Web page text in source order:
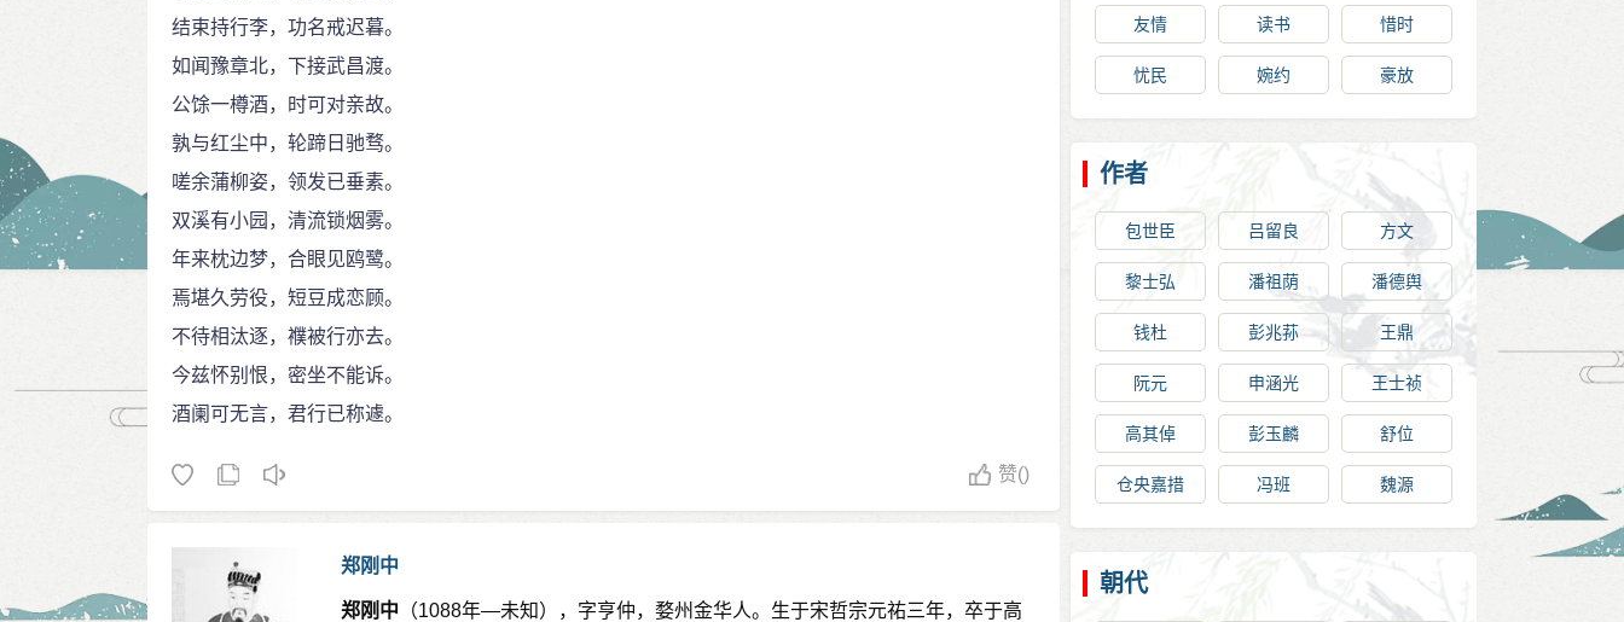
结束持行李，功名戒迟暮。
如闻豫章北，下接武昌渡。
公馀一樽酒，时可对亲故。
孰与红尘中，轮蹄日驰骛。
嗟余蒲柳姿，领发已垂素。
双溪有小园，清流锁烟雾。
年来枕边梦，合眼见鸥鹭。
焉堪久劳役，短豆成恋顾。
不待相汰逐，襥被行亦去。
今兹怀别恨，密坐不能诉。
酒阑可无言，君行已称遽。
赞()
郑刚中
郑刚中 （1088年—未知），字亨仲，婺州金华人。生于宋哲宗元祐三年，卒于高
友情 读书 惜时
忧民 婉约 豪放
作者
包世臣 吕留良 方文
黎士弘 潘祖荫 潘德舆
钱杜 彭兆荪 王鼎
阮元 申涵光 王士祯
高其倬 彭玉麟 舒位
仓央嘉措 冯班 魏源
朝代